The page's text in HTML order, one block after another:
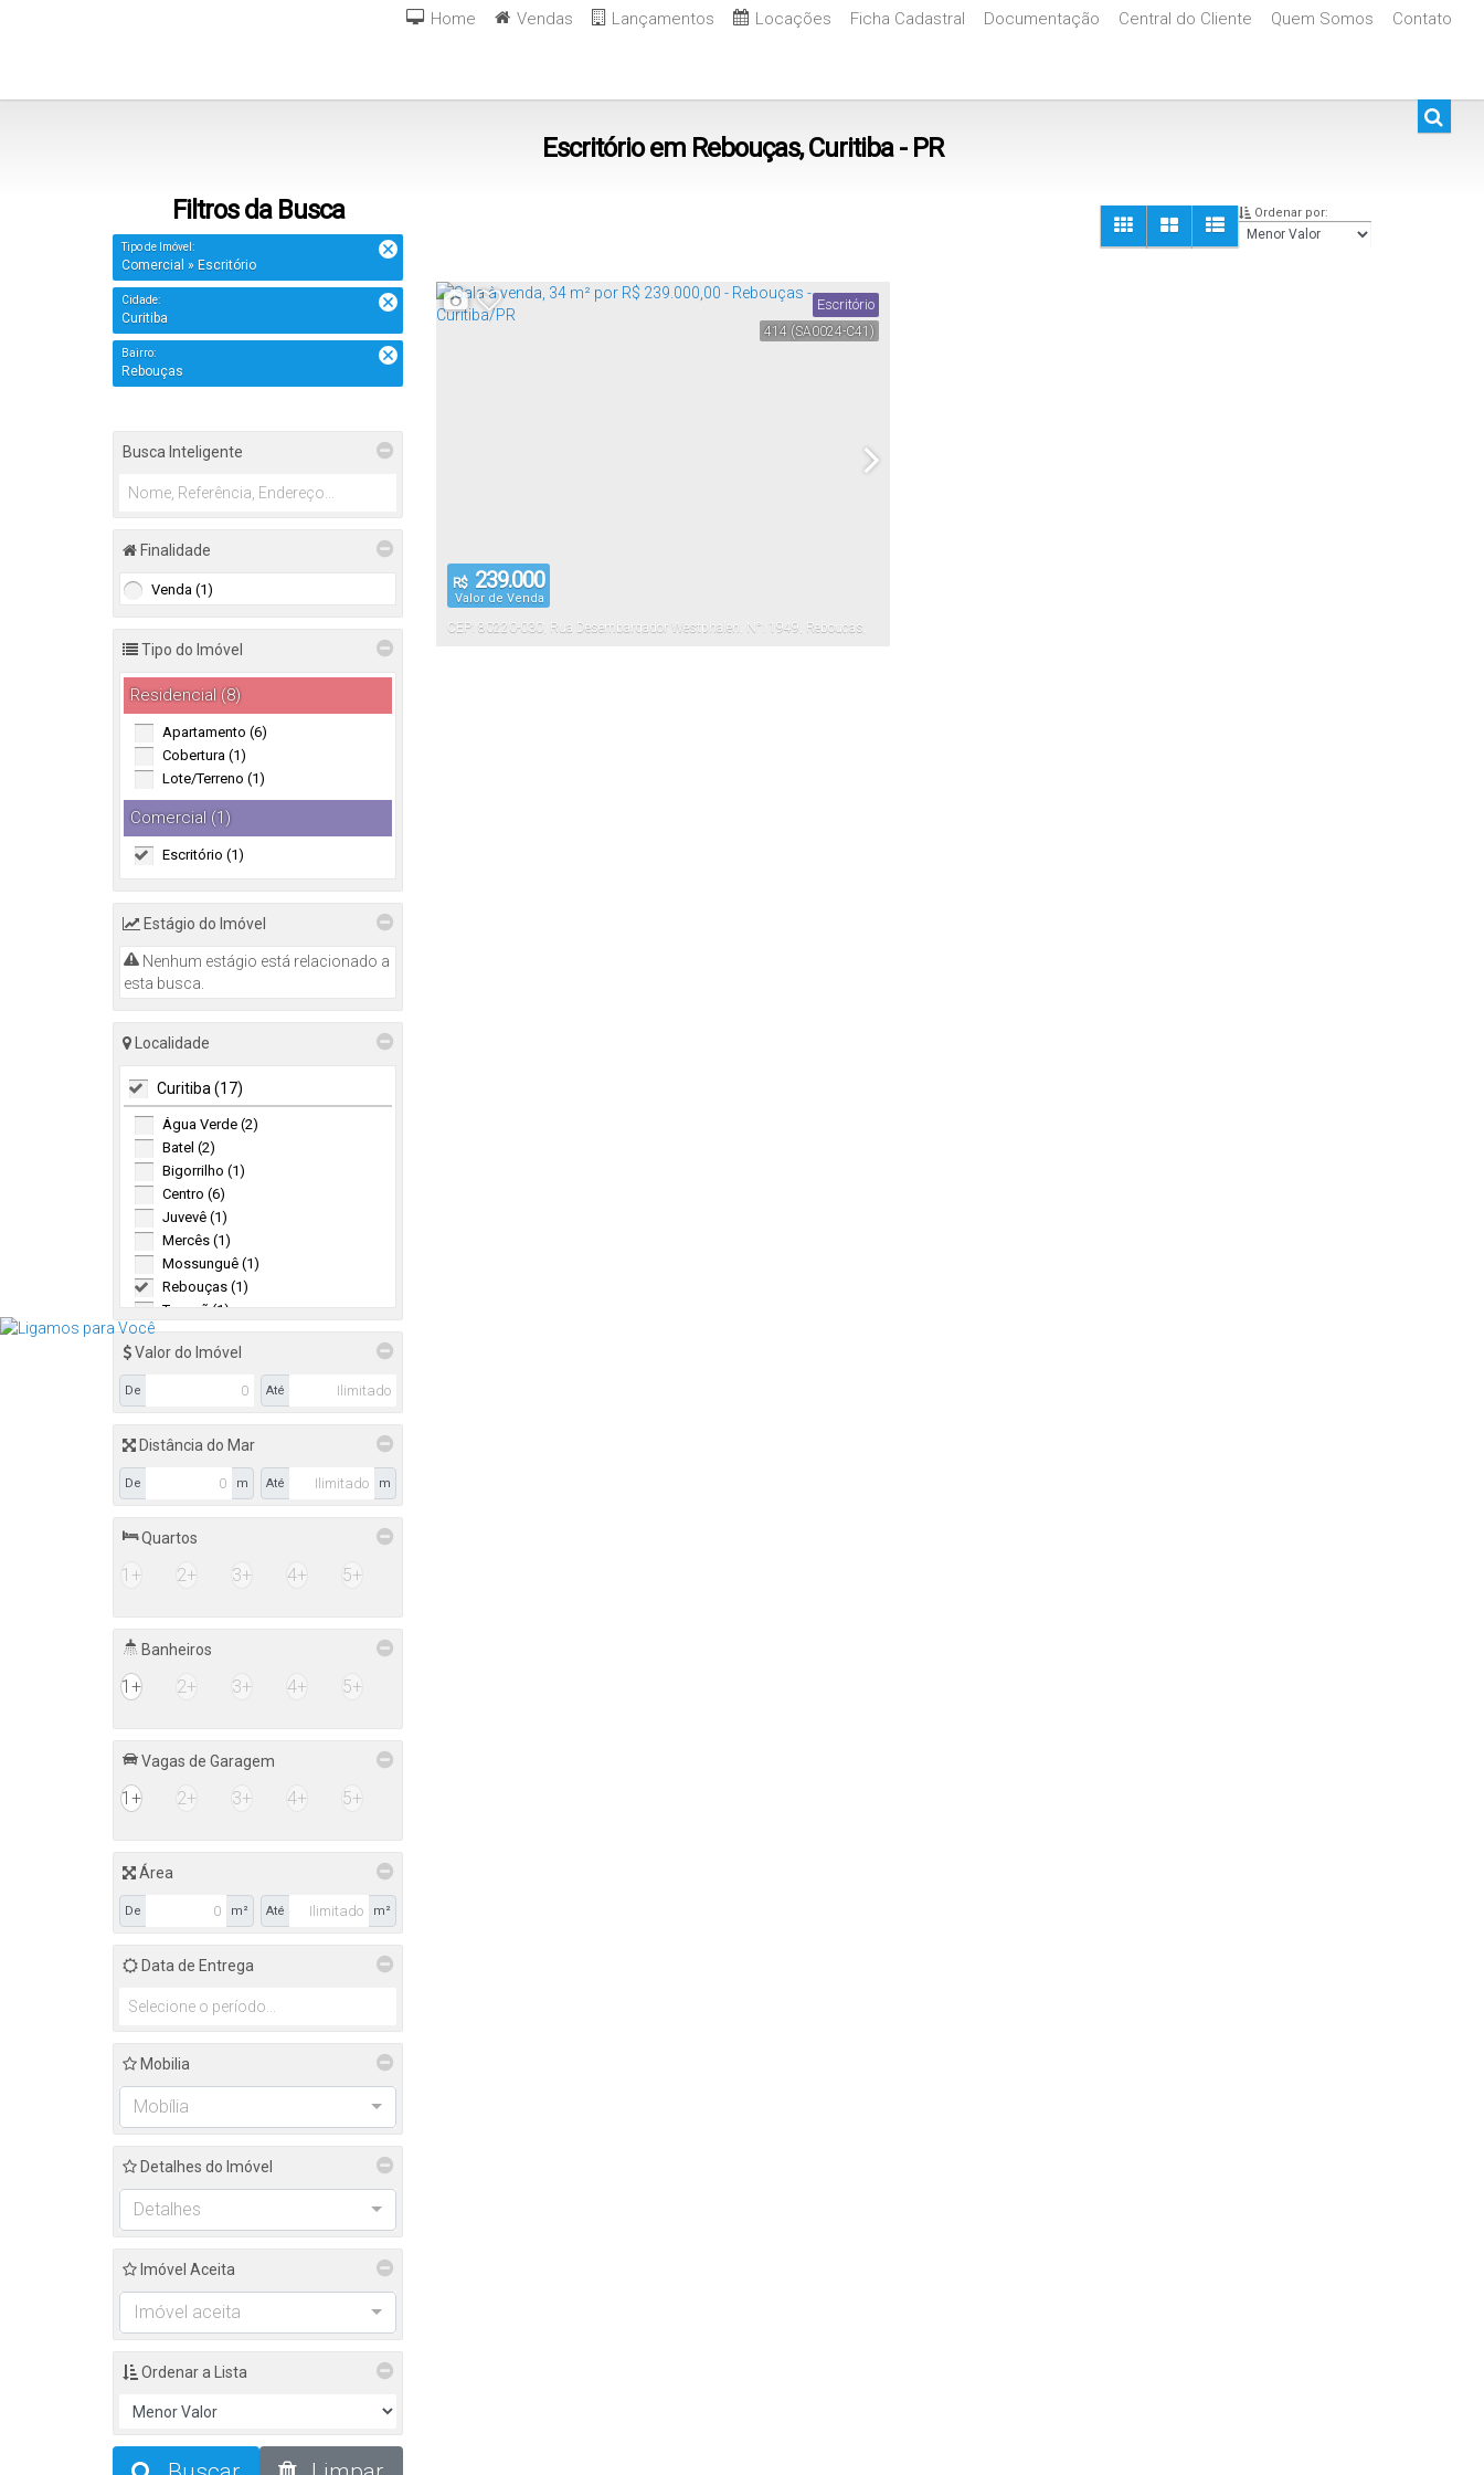
Contato
Quem Somos
Central do Cliente
Documentação
Ficha Cadastral
Locações
Lançamentos
Vendas
Home
Escritório em Rebouças, Curitiba - PR
Filtros da Busca
Tipo de Imóvel:
Comercial » Escritório
Cidade:
Curitiba
Bairro:
Rebouças
Busca Inteligente
Finalidade
Venda (1)
Tipo do Imóvel
Residencial (8)
Apartamento (6)
Cobertura (1)
Lote/Terreno (1)
Comercial (1)
Escritório (1)
Estágio do Imóvel
Nenhum estágio está relacionado a
esta busca.
Localidade
Curitiba (17)
Água Verde (2)
Batel (2)
Bigorrilho (1)
Centro (6)
Juvevê (1)
Mercês (1)
Mossunguê (1)
Rebouças (1)
Tarumã (1)
Vila Izabel (1)
Valor do Imóvel
De Até
Distância do Mar
De m Até m
Quartos
1+ 2+ 3+ 4+ 5+
Banheiros
1+ 2+ 3+ 4+ 5+
Vagas de Garagem
1+ 2+ 3+ 4+ 5+
Área
De m² Até m²
Data de Entrega
Mobilia
Mobília
Detalhes do Imóvel
Detalhes
Imóvel Aceita
Imóvel aceita
Ordenar a Lista
Ordenar por:
414 (SA0024-C41)
Escritório
R$ 239.000
Valor de Venda
CEP: 80220-030, Rua Desembargador Westphalen N°: 1949 Rebouças